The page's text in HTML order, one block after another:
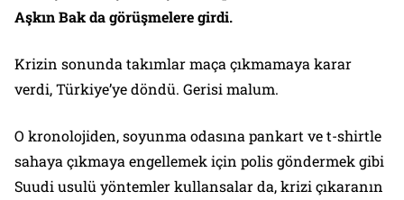
Aşkın Bak da görüşmelere girdi.
Krizin sonunda takımlar maça çıkmamaya karar
verdi, Türkiye’ye döndü. Gerisi malum.
O kronolojiden, soyunma odasına pankart ve t-shirtle
sahaya çıkmaya engellemek için polis göndermek gibi
Suudi usulü yöntemler kullansalar da, krizi çıkaranın